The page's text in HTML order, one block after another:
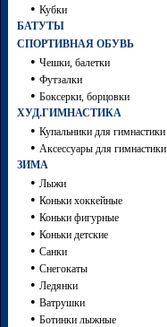
• Кубки
БАТУТЫ
СПОРТИВНАЯ ОБУВЬ
• Чешки, балетки
• Футзалки
• Боксерки, борцовки
ХУД.ГИМНАСТИКА
• Купальники для гимнастики
• Аксессуары для гимнастики
ЗИМА
• Лыжи
• Коньки хоккейные
• Коньки фигурные
• Коньки детские
• Санки
• Снегокаты
• Ледянки
• Ватрушки
• Ботинки лыжные